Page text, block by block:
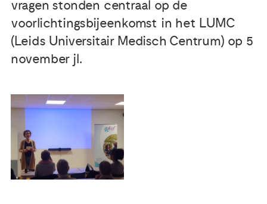
Publicaties
Ervaringsdeskundigheid
vragen stonden centraal op de
voorlichtingsbijeenkomst in het LUMC
(Leids Universitair Medisch Centrum) op 5
november jl.